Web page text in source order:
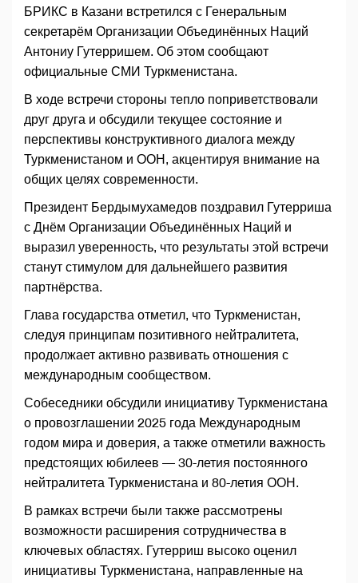
БРИКС в Казани встретился с Генеральным
секретарём Организации Объединённых Наций
Антониу Гутерришем. Об этом сообщают
официальные СМИ Туркменистана.
В ходе встречи стороны тепло поприветствовали
друг друга и обсудили текущее состояние и
перспективы конструктивного диалога между
Туркменистаном и ООН, акцентируя внимание на
общих целях современности.
Президент Бердымухамедов поздравил Гутерриша
с Днём Организации Объединённых Наций и
выразил уверенность, что результаты этой встречи
станут стимулом для дальнейшего развития
партнёрства.
Глава государства отметил, что Туркменистан,
следуя принципам позитивного нейтралитета,
продолжает активно развивать отношения с
международным сообществом.
Собеседники обсудили инициативу Туркменистана
о провозглашении 2025 года Международным
годом мира и доверия, а также отметили важность
предстоящих юбилеев — 30-летия постоянного
нейтралитета Туркменистана и 80-летия ООН.
В рамках встречи были также рассмотрены
возможности расширения сотрудничества в
ключевых областях. Гутерриш высоко оценил
инициативы Туркменистана, направленные на